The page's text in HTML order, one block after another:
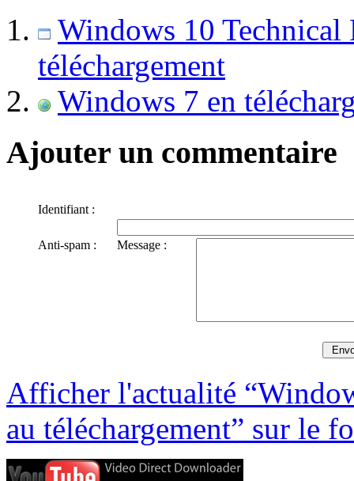
Windows 10
téléchargement
Windows 7 en
Ajouter un commentaire
Identifiant :
Anti-spam : Message :
Afficher l'actualité
au téléchargement” sur le